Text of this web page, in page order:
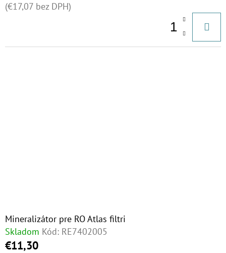
(€17,07 bez DPH)
Mineralizátor pre RO Atlas filtri
Skladom Kód: RE7402005
€11,30